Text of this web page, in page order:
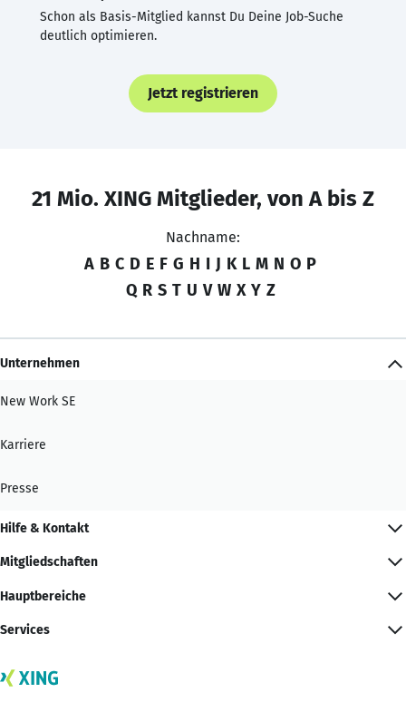
Schon als Basis-Mitglied kannst Du Deine Job-Suche
deutlich optimieren.
Jetzt registrieren
21 Mio. XING Mitglieder, von A bis Z
Nachname:
A B C D E F G H I J K L M N O P
Q R S T U V W X Y Z
Unternehmen
New Work SE
Karriere
Presse
Hilfe & Kontakt
Mitgliedschaften
Hauptbereiche
Services